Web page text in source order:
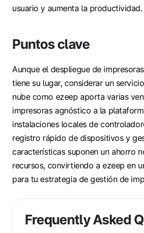
usuario y aumenta la productividad.
Puntos clave
Aunque el despliegue de
tiene su lugar, considerar un
nube como ezeep aporta varias
impresoras agnóstico a la
instalaciones locales de
registro rápido de dispositivos y
características suponen un ahorro
recursos, convirtiendo a ezeep en
para tu estrategia de gestión de
Frequently Asked